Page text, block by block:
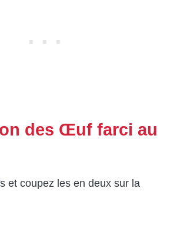
des Œuf farci au
et coupez les en deux sur la